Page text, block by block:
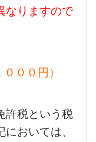
なりますので
００円）
許税という税
おいては、